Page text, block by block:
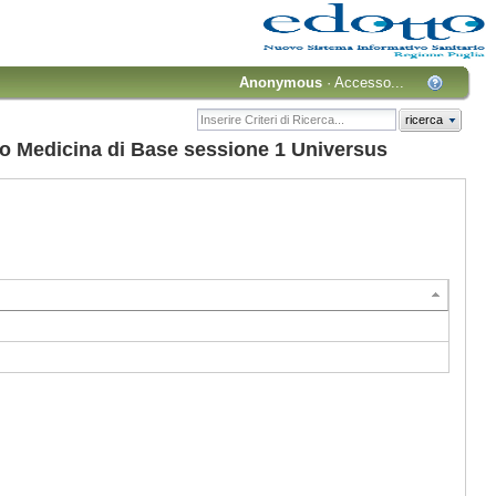
Anonymous ·Accesso...
ricerca
Medicina di Base sessione 1 Universus